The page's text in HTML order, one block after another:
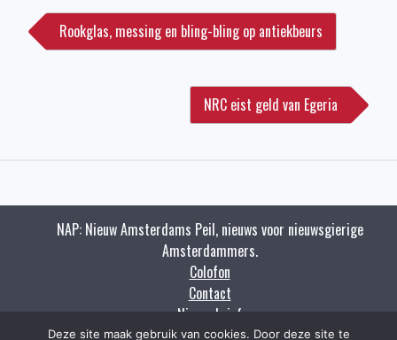
navigatie
Rookglas, messing en bling-bling op antiekbeurs
NRC eist geld van Egeria
NAP: Nieuw Amsterdams Peil, nieuws voor nieuwsgierige
Amsterdammers.
Colofon
Contact
Nieuwsbrief
Zoeken
Deze site maak gebruik van cookies. Door deze site te